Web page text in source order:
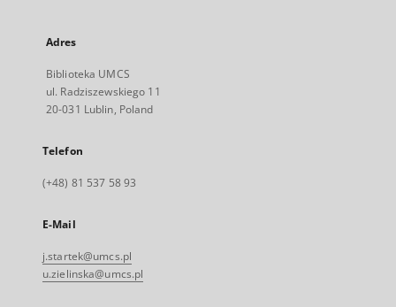
Adres
Biblioteka UMCS
ul. Radziszewskiego 11
20-031 Lublin, Poland
Telefon
(+48) 81 537 58 93
E-Mail
j.startek@umcs.pl
u.zielinska@umcs.pl